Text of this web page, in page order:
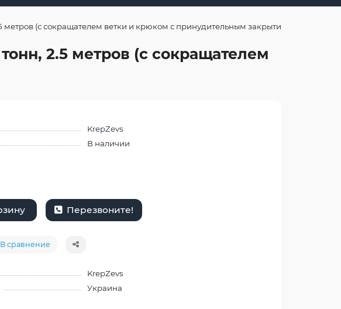
(с сокращателем ветки и крюком с принудительным закрытием)
2.5 метров (с сокращателем
KrepZevs
В наличии
Перезвоните!
В сравнение
KrepZevs
Украина